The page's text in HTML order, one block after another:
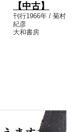
【中古】
刊行1966年 / 菊村
紀彦
大和書房